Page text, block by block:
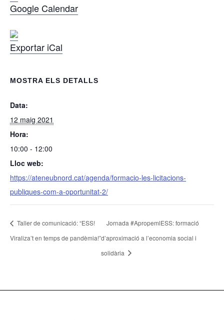
Google Calendar
Exportar iCal
MOSTRA ELS DETALLS
Data:
12 maig 2021
Hora:
10:00 - 12:00
Lloc web:
https://ateneubnord.cat/agenda/formacio-les-licitacions-
publiques-com-a-oportunitat-2/
Taller de comunicació: “ESS!
Viraliza’t en temps de pandèmia!”
Jornada #ApropemlESS: formació
d’aproximació a l’economia social i
solidària